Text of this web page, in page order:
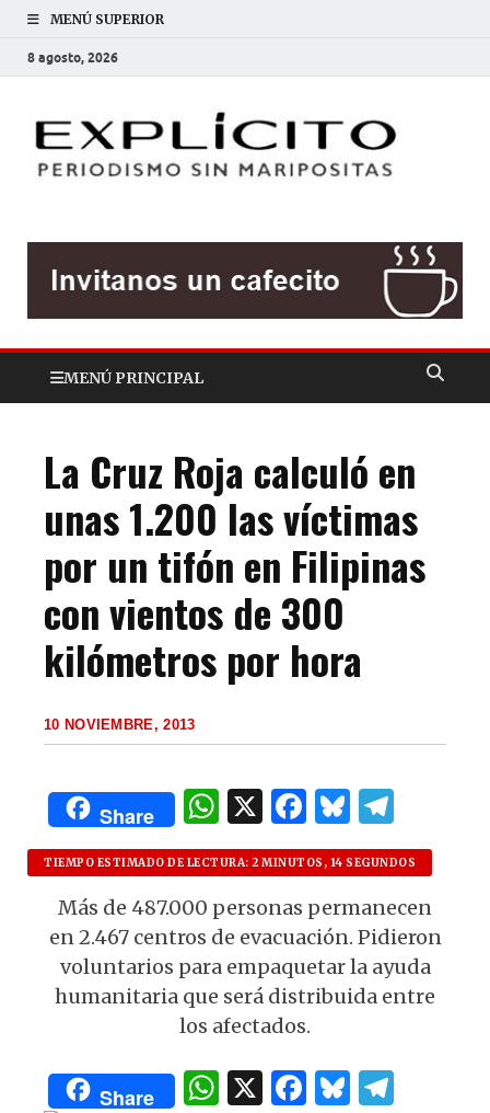
MENÚ SUPERIOR
8 agosto, 2026
MENÚ PRINCIPAL
La Cruz Roja calculó en
unas 1.200 las víctimas
por un tifón en Filipinas
con vientos de 300
kilómetros por hora
10 NOVIEMBRE, 2013
Share
W
h
at
s
A
p
p
X F
a
c
e
b
o
o
B
lu
es
k
y
el
e
g
ra
m
TIEMPO ESTIMADO DE LECTURA: 2 MINUTOS, 14 SEGUNDOS
Más de 487.000 personas permanecen
en 2.467 centros de evacuación. Pidieron
voluntarios para empaquetar la ayuda
humanitaria que será distribuida entre
los afectados.
Share
W X F
B